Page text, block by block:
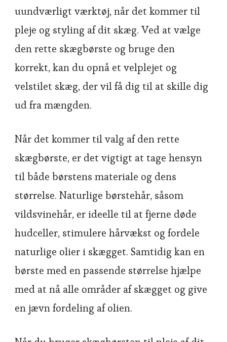
uundværligt værktøj, når det kommer til
pleje og styling af dit skæg. Ved at vælge
den rette skægbørste og bruge den
korrekt, kan du opnå et velplejet og
velstilet skæg, der vil få dig til at skille dig
ud fra mængden.
Når det kommer til valg af den rette
skægbørste, er det vigtigt at tage hensyn
til både børstens materiale og dens
størrelse. Naturlige børstehår, såsom
vildsvinehår, er ideelle til at fjerne døde
hudceller, stimulere hårvækst og fordele
naturlige olier i skægget. Samtidig kan en
børste med en passende størrelse hjælpe
med at nå alle områder af skægget og give
en jævn fordeling af olien.